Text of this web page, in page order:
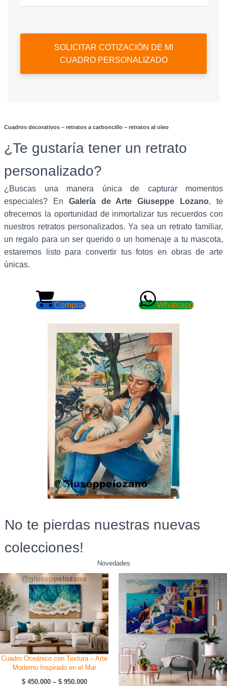
SOLICITAR COTIZACIÓN DE MI
CUADRO PERSONALIZADO
Cuadros decorativos – retratos a carboncillo – retratos al oleo
¿Te gustaría tener un retrato
personalizado?
¿Buscas una manera única de capturar momentos
especiales? En Galería de Arte Giuseppe Lozano, te
ofrecemos la oportunidad de inmortalizar tus recuerdos con
nuestros retratos personalizados. Ya sea un retrato familiar,
un regalo para un ser querido o un homenaje a tu mascota,
estaremos listo para convertir tus fotos en obras de arte
únicas.
Comprar Whatsapp
No te pierdas nuestras nuevas
colecciones!
Novedades
Cuadro Oceánico con Textura – Arte
Moderno Inspirado en el Mar
$450.000 – $950.000Rango